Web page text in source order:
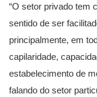
“O setor privado tem
sentido de ser
principalmente, em
capilaridade,
estabelecimento de
falando do setor